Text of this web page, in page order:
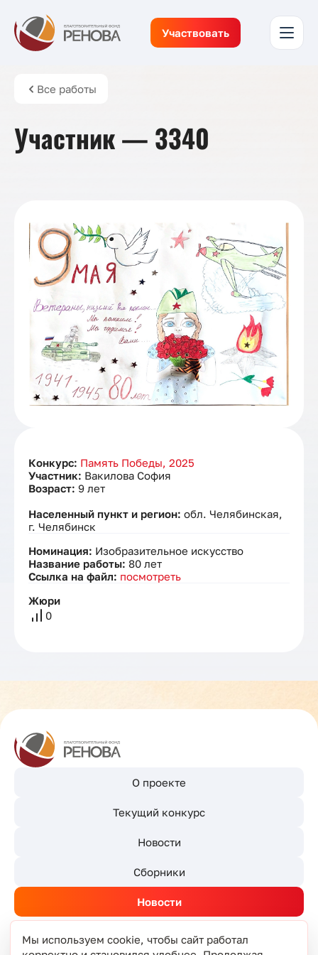
Участвовать
Все работы
Участник — 3340
Конкурс: Память Победы, 2025
Участник: Вакилова София
Возраст: 9 лет
Населенный пункт и регион: обл. Челябинская,
г. Челябинск
Номинация: Изобразительное искусство
Название работы: 80 лет
Ссылка на файл: посмотреть
Жюри
0
О проекте
Текущий конкурс
Новости
Сборники
Новости
Мы используем cookie, чтобы сайт работал